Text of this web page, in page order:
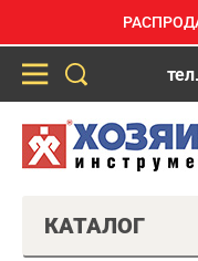
КАТАЛОГ